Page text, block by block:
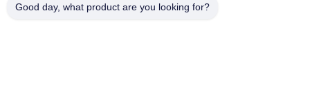
Good day, what product are you looking for?